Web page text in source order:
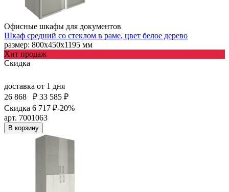
Офисные шкафы для документов
Шкаф средний со стеклом в раме, цвет белое дерево
размер: 800х450х1195 мм
Хит продаж
Скидка
доставка от 1 дня
26 868
₽ 33 585 ₽
Скидка 6 717 ₽-20%
арт. 7001063
В корзину